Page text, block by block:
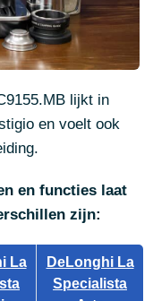
lijkt in
en voelt ook
en functies laat
zijn:
La
DeLonghi La
Specialista